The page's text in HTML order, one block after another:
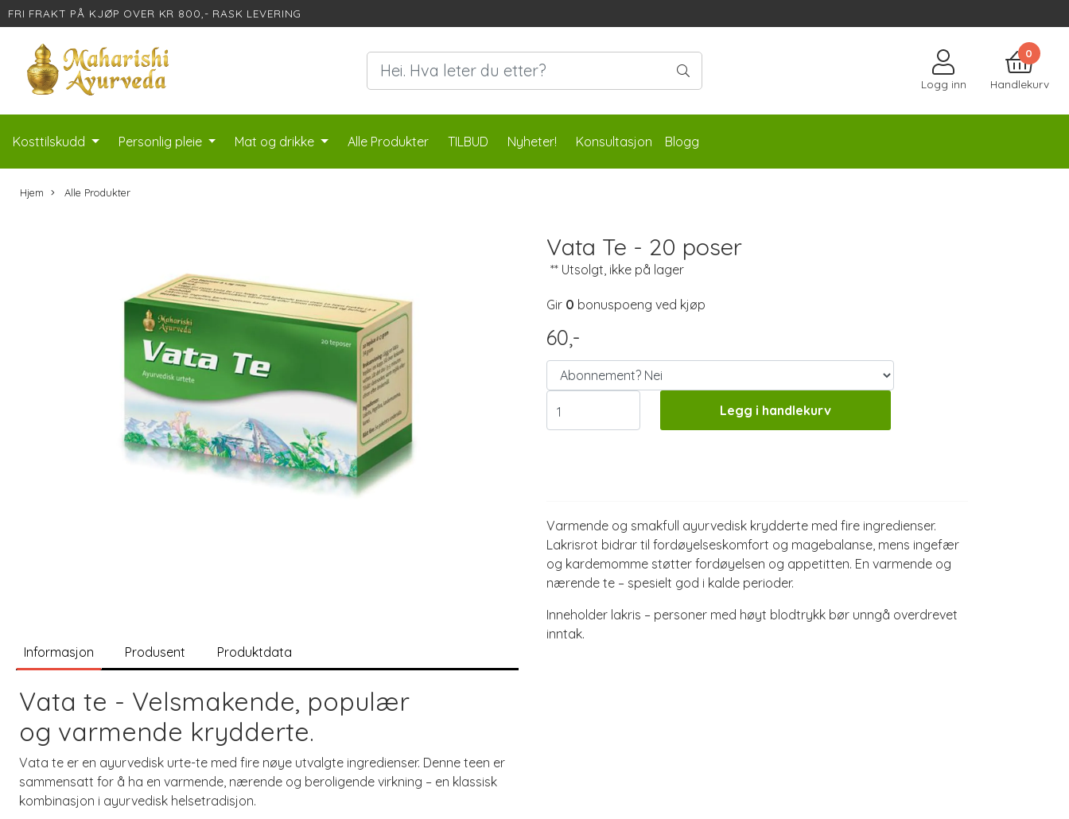
FRI FRAKT PÅ KJØP OVER KR 800,- RASK LEVERING
Logg inn
0
Handlekurv
Kosttilskudd Personlig pleie Mat og drikke Alle Produkter TILBUD Nyheter! Konsultasjon Blogg
Hjem Alle Produkter
Informasjon Produsent Produktdata
Vata te - Velsmakende, populær
og varmende krydderte.
Vata te er en ayurvedisk urte-te med fire nøye utvalgte ingredienser. Denne teen er
sammensatt for å ha en varmende, nærende og beroligende virkning – en klassisk
kombinasjon i ayurvedisk helsetradisjon.
Vata Te - 20 poser
** Utsolgt, ikke på lager
Gir 0 bonuspoeng ved kjøp
60,-
Legg i handlekurv
Varmende og smakfull ayurvedisk krydderte med fire ingredienser.
Lakrisrot bidrar til fordøyelseskomfort og magebalanse, mens ingefær
og kardemomme støtter fordøyelsen og appetitten. En varmende og
nærende te – spesielt god i kalde perioder.
Inneholder lakris – personer med høyt blodtrykk bør unngå overdrevet
inntak.